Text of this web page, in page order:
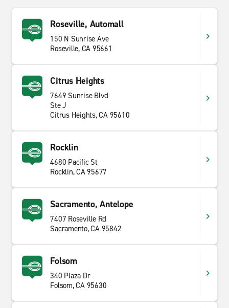
Roseville, Automall
150 N Sunrise Ave
Roseville, CA 95661
Citrus Heights
7649 Sunrise Blvd
Ste J
Citrus Heights, CA 95610
Rocklin
4680 Pacific St
Rocklin, CA 95677
Sacramento, Antelope
7407 Roseville Rd
Sacramento, CA 95842
Folsom
340 Plaza Dr
Folsom, CA 95630